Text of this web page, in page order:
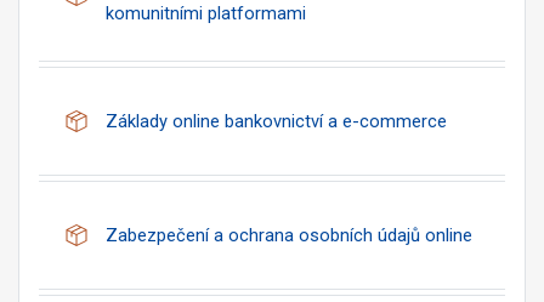
komunitními platformamiBalíček SCORM
Základy online bankovnictví a e-commerceBalíček
Zabezpečení a ochrana osobních údajů onlineBalíček